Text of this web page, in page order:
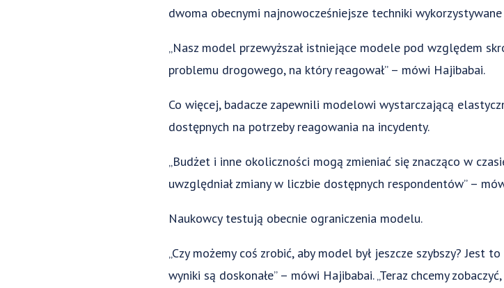
dwoma obecnymi najnowocześniejsze techniki
„Nasz model przewyższał istniejące modele pod względem
problemu drogowego, na który reagował” – mówi Hajibabai.
Co więcej, badacze zapewnili modelowi wystarczającą
dostępnych na potrzeby reagowania na incydenty.
„Budżet i inne okoliczności mogą zmieniać się znacząco w
uwzględniał zmiany w liczbie dostępnych respondentów” –
Naukowcy testują obecnie ograniczenia modelu.
„Czy możemy coś zrobić, aby model był jeszcze szybszy? Jest
wyniki są doskonałe” – mówi Hajibabai. „Teraz chcemy